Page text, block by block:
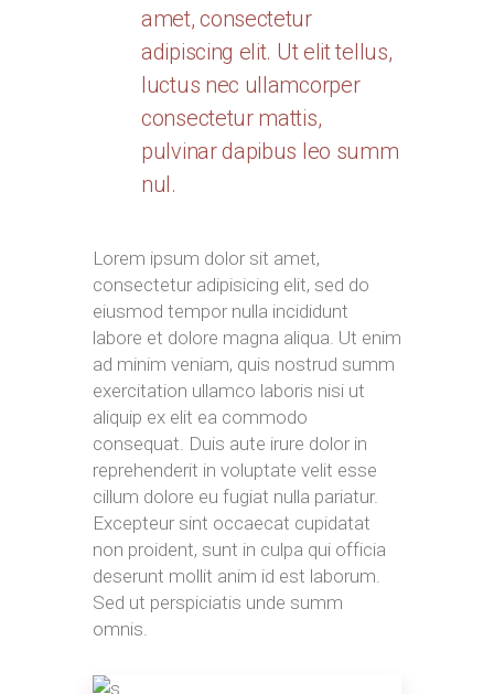
amet, consectetur
adipiscing elit. Ut elit tellus,
luctus nec ullamcorper
consectetur mattis,
pulvinar dapibus leo summ
nul.
Lorem ipsum dolor sit amet,
consectetur adipisicing elit, sed do
eiusmod tempor nulla incididunt
labore et dolore magna aliqua. Ut enim
ad minim veniam, quis nostrud summ
exercitation ullamco laboris nisi ut
aliquip ex elit ea commodo
consequat. Duis aute irure dolor in
reprehenderit in voluptate velit esse
cillum dolore eu fugiat nulla pariatur.
Excepteur sint occaecat cupidatat
non proident, sunt in culpa qui officia
deserunt mollit anim id est laborum.
Sed ut perspiciatis unde summ
omnis.